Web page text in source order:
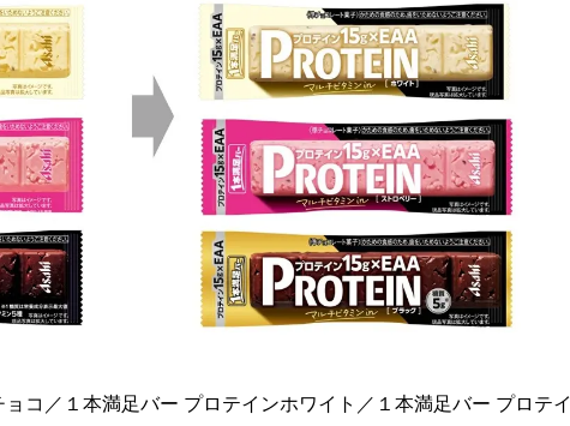
コ／１本満足バー プロテインホワイト／１本満足バー プロテイ